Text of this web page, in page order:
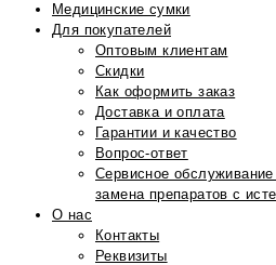
Медицинские сумки
Для покупателей
Оптовым клиентам
Скидки
Как оформить заказ
Доставка и оплата
Гарантии и качество
Вопрос-ответ
Сервисное
замена препаратов с
О нас
Контакты
Реквизиты